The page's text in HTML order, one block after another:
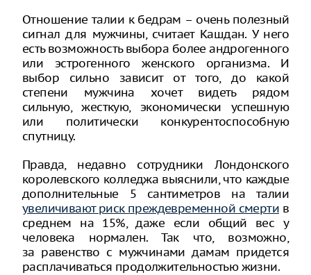
Отношение талии к бедрам – очень полезный
сигнал для мужчины, считает Кашдан. У него
есть возможность выбора более андрогенного
или эстрогенного женского организма. И
выбор сильно зависит от того, до какой
степени мужчина хочет видеть рядом
сильную, жесткую, экономически успешную
или политически конкурентоспособную
спутницу.
Правда, недавно сотрудники Лондонского
королевского колледжа выяснили, что каждые
дополнительные 5 сантиметров на талии
увеличивают риск преждевременной смерти в
среднем на 15%, даже если общий вес у
человека нормален. Так что, возможно,
за равенство с мужчинами дамам придется
расплачиваться продолжительностью жизни.